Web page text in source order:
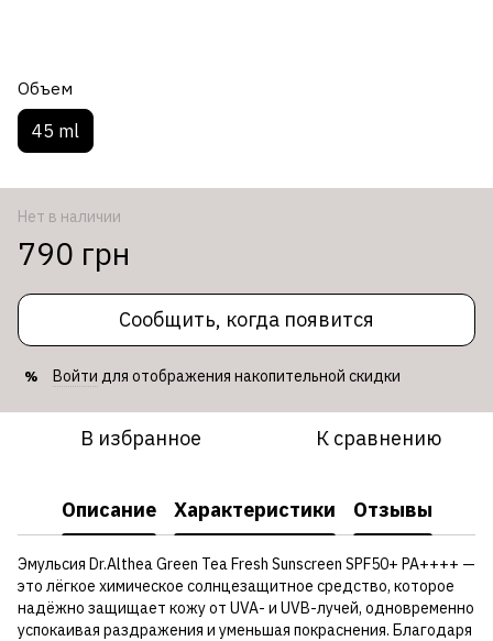
Объем
45 ml
Нет в наличии
790 грн
Сообщить, когда появится
% Войти для отображения накопительной скидки
В избранное К сравнению
Описание Характеристики Отзывы
Эмульсия Dr.Althea Green Tea Fresh Sunscreen SPF50+ PA++++ —
это лёгкое химическое солнцезащитное средство, которое
надёжно защищает кожу от UVA- и UVB-лучей, одновременно
успокаивая раздражения и уменьшая покраснения. Благодаря